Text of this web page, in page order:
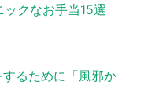
クなお手当15選
るために「風邪か